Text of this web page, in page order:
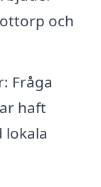
och
Fråga
haft
lokala